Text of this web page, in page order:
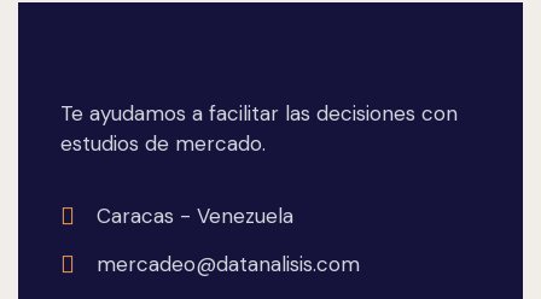
Te ayudamos a facilitar las decisiones con
estudios de mercado.
Caracas - Venezuela
mercadeo@datanalisis.com